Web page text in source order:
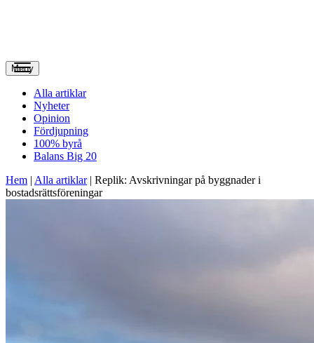
Meny
Alla artiklar
Nyheter
Opinion
Fördjupning
100% byrå
Balans Big 20
Hem | Alla artiklar| Replik: Avskrivningar på byggnader i
bostadsrättsföreningar